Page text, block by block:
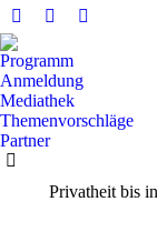
Facebook
Seite
wird
in
einem
neuen
geöffnet
X
wird
in
einem
neuen
geöffnet
YouTube
wird
einem
geöffnet
Programm
Anmeldung
Mediathek
Themenvorschläge
Partner
Privatheit bis